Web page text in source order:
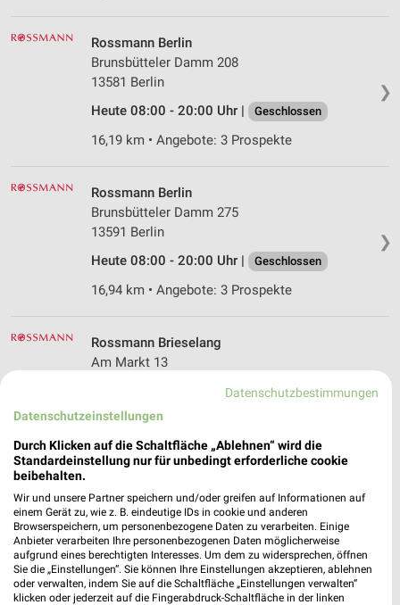
❯
Rossmann Berlin
Brunsbütteler Damm 208
13581 Berlin
Heute 08:00 - 20:00 Uhr |
Geschlossen
16,19 km • Angebote: 3 Prospekte
❯
Rossmann Berlin
Brunsbütteler Damm 275
13591 Berlin
Heute 08:00 - 20:00 Uhr |
Geschlossen
16,94 km • Angebote: 3 Prospekte
Rossmann Brieselang
Am Markt 13
Heute 08:00 - 20:00 Uhr |
28,29 km • Angebote: 3 Prospekte
Ernsting's family Berlin
Carl-Schurz-Str. 44
13597 Berlin
Heute 09:00 - 19:00 Uhr |
Geschlossen
13,70 km
Datenschutzbestimmungen
Datenschutzeinstellungen
Durch Klicken auf die Schaltfläche „Ablehnen“ wird die
Standardeinstellung nur für unbedingt erforderliche cookie
beibehalten.
Wir und unsere Partner speichern und/oder greifen auf Informationen auf
einem Gerät zu, wie z. B. eindeutige IDs in cookie und anderen
Browserspeichern, um personenbezogene Daten zu verarbeiten. Einige
Anbieter verarbeiten Ihre personenbezogenen Daten möglicherweise
aufgrund eines berechtigten Interesses. Um dem zu widersprechen, öffnen
Sie die „Einstellungen“. Sie können Ihre Einstellungen akzeptieren, ablehnen
oder verwalten, indem Sie auf die Schaltfläche „Einstellungen verwalten“
klicken oder jederzeit auf die Fingerabdruck-Schaltfläche in der linken